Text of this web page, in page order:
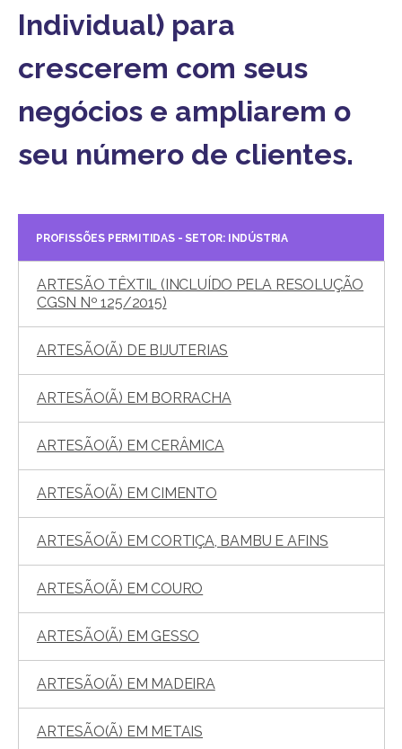
Individual) para
crescerem com seus
negócios e ampliarem o
seu número de clientes.
PROFISSÕES PERMITIDAS - SETOR: INDÚSTRIA
ARTESÃO TÊXTIL (INCLUÍDO PELA RESOLUÇÃO
CGSN Nº 125/2015)
ARTESÃO(Ã) DE BIJUTERIAS
ARTESÃO(Ã) EM BORRACHA
ARTESÃO(Ã) EM CERÂMICA
ARTESÃO(Ã) EM CIMENTO
ARTESÃO(Ã) EM CORTIÇA, BAMBU E AFINS
ARTESÃO(Ã) EM COURO
ARTESÃO(Ã) EM GESSO
ARTESÃO(Ã) EM MADEIRA
ARTESÃO(Ã) EM METAIS